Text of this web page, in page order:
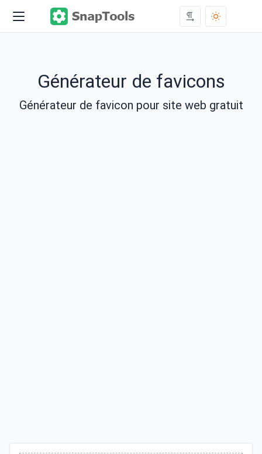
Générateur de favicons
Générateur de favicon pour site web gratuit